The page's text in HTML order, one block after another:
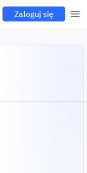
Zaloguj się